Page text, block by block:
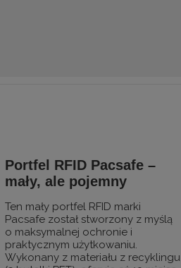
Portfel RFID Pacsafe –
mały, ale pojemny
Ten mały portfel RFID marki
Pacsafe został stworzony z myślą
o maksymalnej ochronie i
praktycznym użytkowaniu.
Wykonany z materiału z recyklingu